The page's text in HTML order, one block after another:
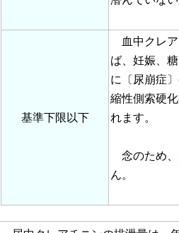
基準下限以下
血中クレア
ば、妊娠、
に〔尿崩症
縮性側索硬
れます。
念のため、
ん。